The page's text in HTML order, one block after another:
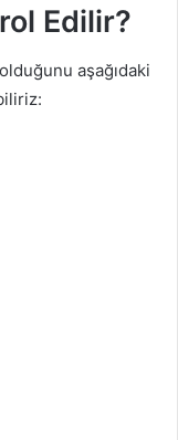
Edilir?
aşağıdaki